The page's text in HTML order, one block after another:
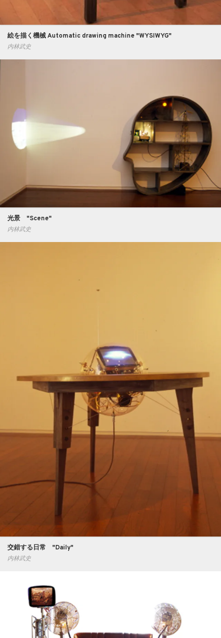
絵を描く機械 Automatic drawing machine "WYSIWYG"
内林武史
光景 "Scene"
内林武史
交錯する日常 "Daily"
内林武史